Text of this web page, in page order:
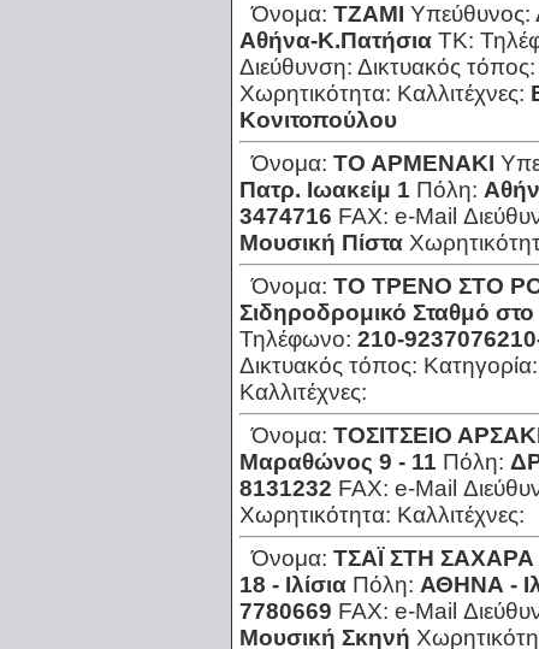
Όνομα: ΤΖΑΜΙ Υπεύθυνος:
Αθήνα-Κ.Πατήσια ΤΚ:
Διεύθυνση: Δικτυακός
Χωρητικότητα: Καλλιτέχνες:
Κονιτοπούλου
Όνομα: ΤΟ ΑΡΜΕΝΑΚΙ
Πατρ. Ιωακείμ 1 Πόλη:
3474716 FAX: e-Mail
Μουσική Πίστα
Όνομα: ΤΟ ΤΡΕΝΟ ΣΤΟ
Σιδηροδρομικό Σταθμό
Τηλέφωνο: 210-
Δικτυακός τόπος:
Καλλιτέχνες:
Όνομα: ΤΟΣΙΤΣΕΙΟ
Μαραθώνος 9 - 11 Πόλη:
8131232 FAX: e-Mail
Χωρητικότητα: Καλλιτέχνες:
Όνομα: ΤΣΑΪ ΣΤΗ ΣΑΧΑΡΑ
18 - Ιλίσια Πόλη: ΑΘΗΝΑ -
7780669 FAX: e-Mail
Μουσική Σκηνή